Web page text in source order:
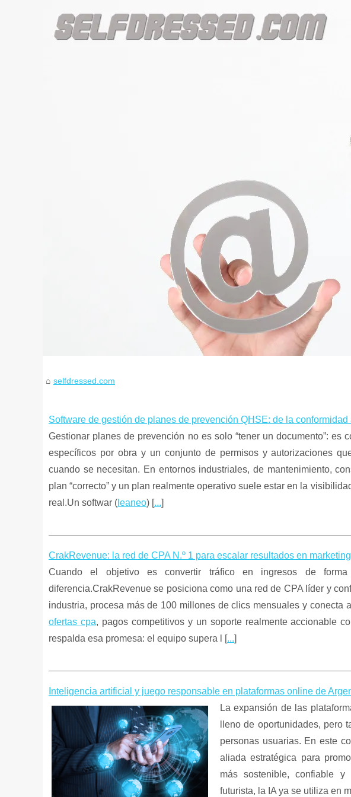
selfdressed.com
Software de gestión de planes de prevención QHSE: de la
Gestionar planes de prevención no es solo “tener un documento”: es
específicos por obra y un conjunto de permisos y autorizaciones
cuando se necesitan. En entornos industriales, de mantenimiento,
plan “correcto” y un plan realmente operativo suele estar en la
real.Un softwar ( leaneo) [...]
CrakRevenue: la red de CPA N.º 1 para escalar resultados en
Cuando el objetivo es convertir tráfico en ingresos de
diferencia.CrakRevenue se posiciona como una red de CPA líder y
industria, procesa más de 100 millones de clics mensuales y conecta
ofertas cpa, pagos competitivos y un soporte realmente accionable
respalda esa promesa: el equipo supera l [...]
Inteligencia artificial y juego responsable en plataformas online de
La expansión de las
lleno de oportunidades, pero
personas usuarias. En este
aliada estratégica para
más sostenible, confiable
futurista, la IA ya se utiliza en